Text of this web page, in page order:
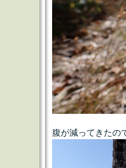
腹が減ってきたの